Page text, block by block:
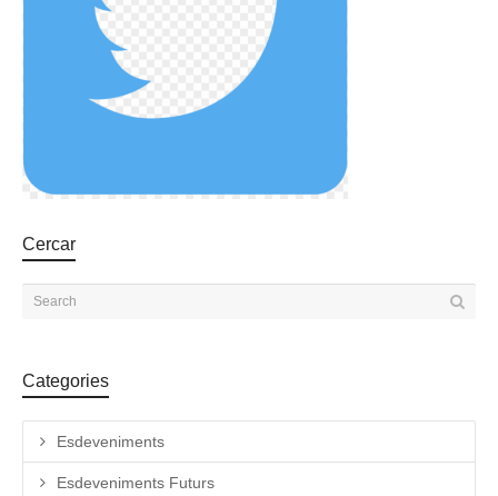
Cercar
Categories
Esdeveniments
Esdeveniments Futurs